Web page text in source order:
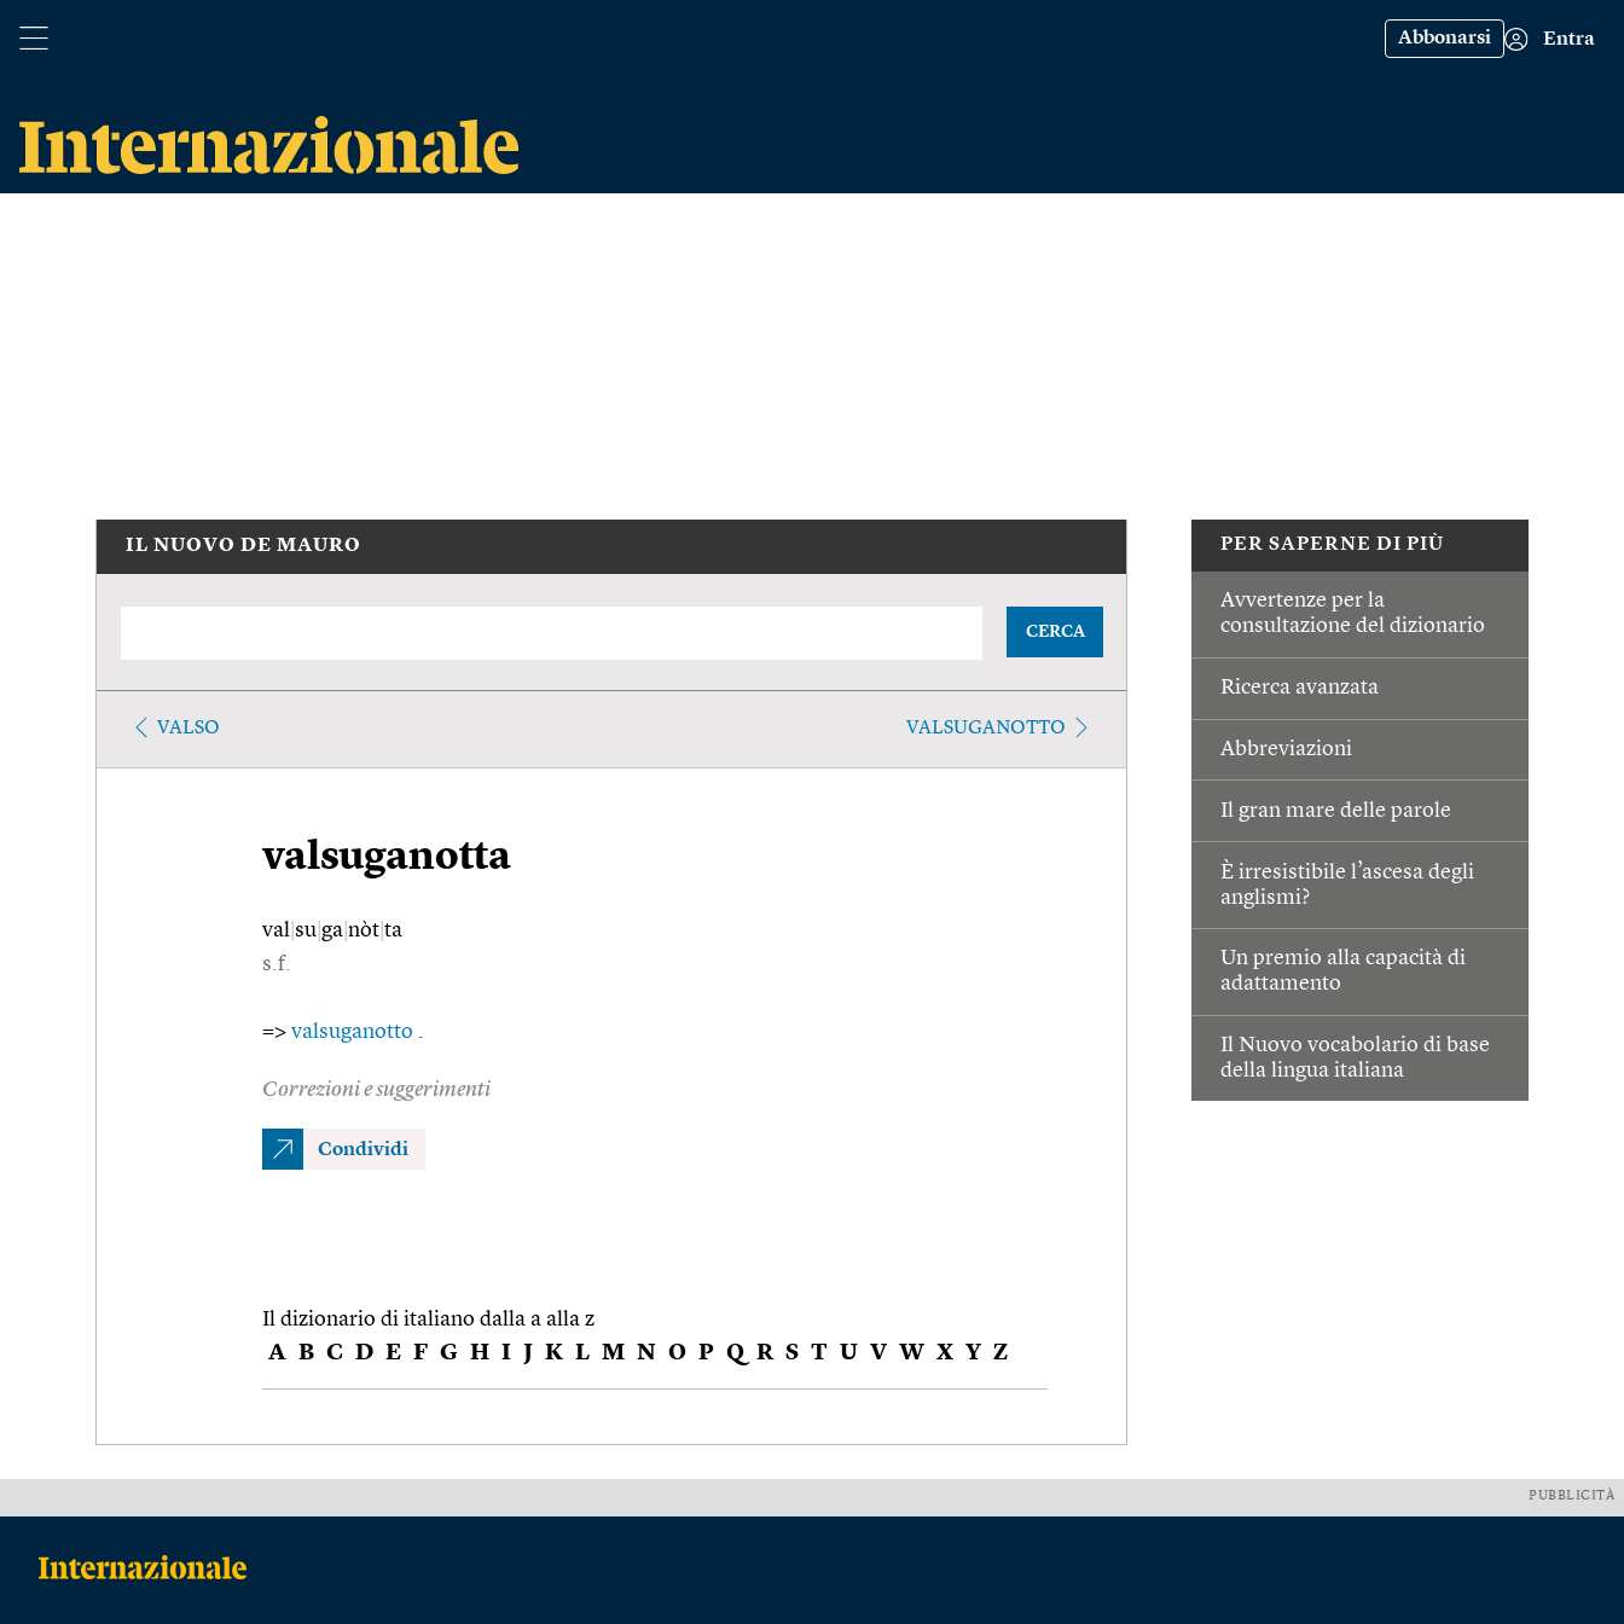
Abbonarsi Entra
PER SAPERNE DI PIÙ
Avvertenze per la
consultazione del dizionario
Ricerca avanzata
Abbreviazioni
Il gran mare delle parole
È irresistibile l’ascesa degli
anglismi?
Un premio alla capacità di
adattamento
Il Nuovo vocabolario di base
della lingua italiana
IL NUOVO DE MAURO
CERCA
VALSO VALSUGANOTTO
valsuganotta
val su ga nòt ta
s.f.
=> valsuganotto .
Correzioni e suggerimenti
Condividi
Il dizionario di italiano dalla a alla z
A B C D E F G H I J K L M N O P Q R S T U V W X Y Z
PUBBLICITÀ